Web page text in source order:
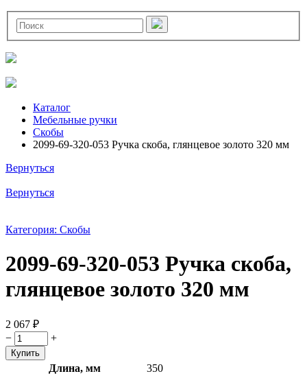
Каталог
Мебельные ручки
Скобы
2099-69-320-053 Ручка скоба, глянцевое золото 320 мм
Вернуться
Вернуться
Категория: Скобы
2099-69-320-053 Ручка скоба,
глянцевое золото 320 мм
2 067 ₽
−
+
Длина, мм
350